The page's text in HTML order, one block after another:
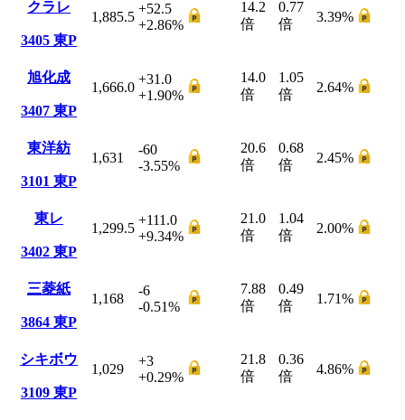
クラレ
3405 東P
1,885.5
+52.5
+2.86%
14.2
倍
0.77
倍
3.39%
旭化成
3407 東P
1,666.0
+31.0
+1.90%
14.0
倍
1.05
倍
2.64%
東洋紡
3101 東P
1,631
-60
-3.55%
20.6
倍
0.68
倍
2.45%
東レ
3402 東P
1,299.5
+111.0
+9.34%
21.0
倍
1.04
倍
2.00%
三菱紙
3864 東P
1,168
-6
-0.51%
7.88
倍
0.49
倍
1.71%
シキボウ
3109 東P
1,029
+3
+0.29%
21.8
倍
0.36
倍
4.86%